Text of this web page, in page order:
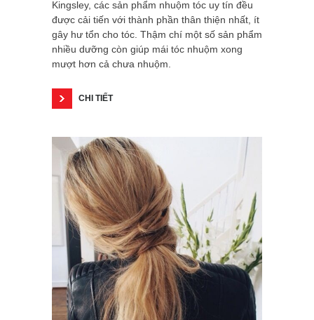
Kingsley, các sản phẩm nhuộm tóc uy tín đều
được cải tiến với thành phần thân thiện nhất, ít
gây hư tổn cho tóc. Thậm chí một số sản phẩm
nhiều dưỡng còn giúp mái tóc nhuộm xong
mượt hơn cả chưa nhuộm.
CHI TIẾT